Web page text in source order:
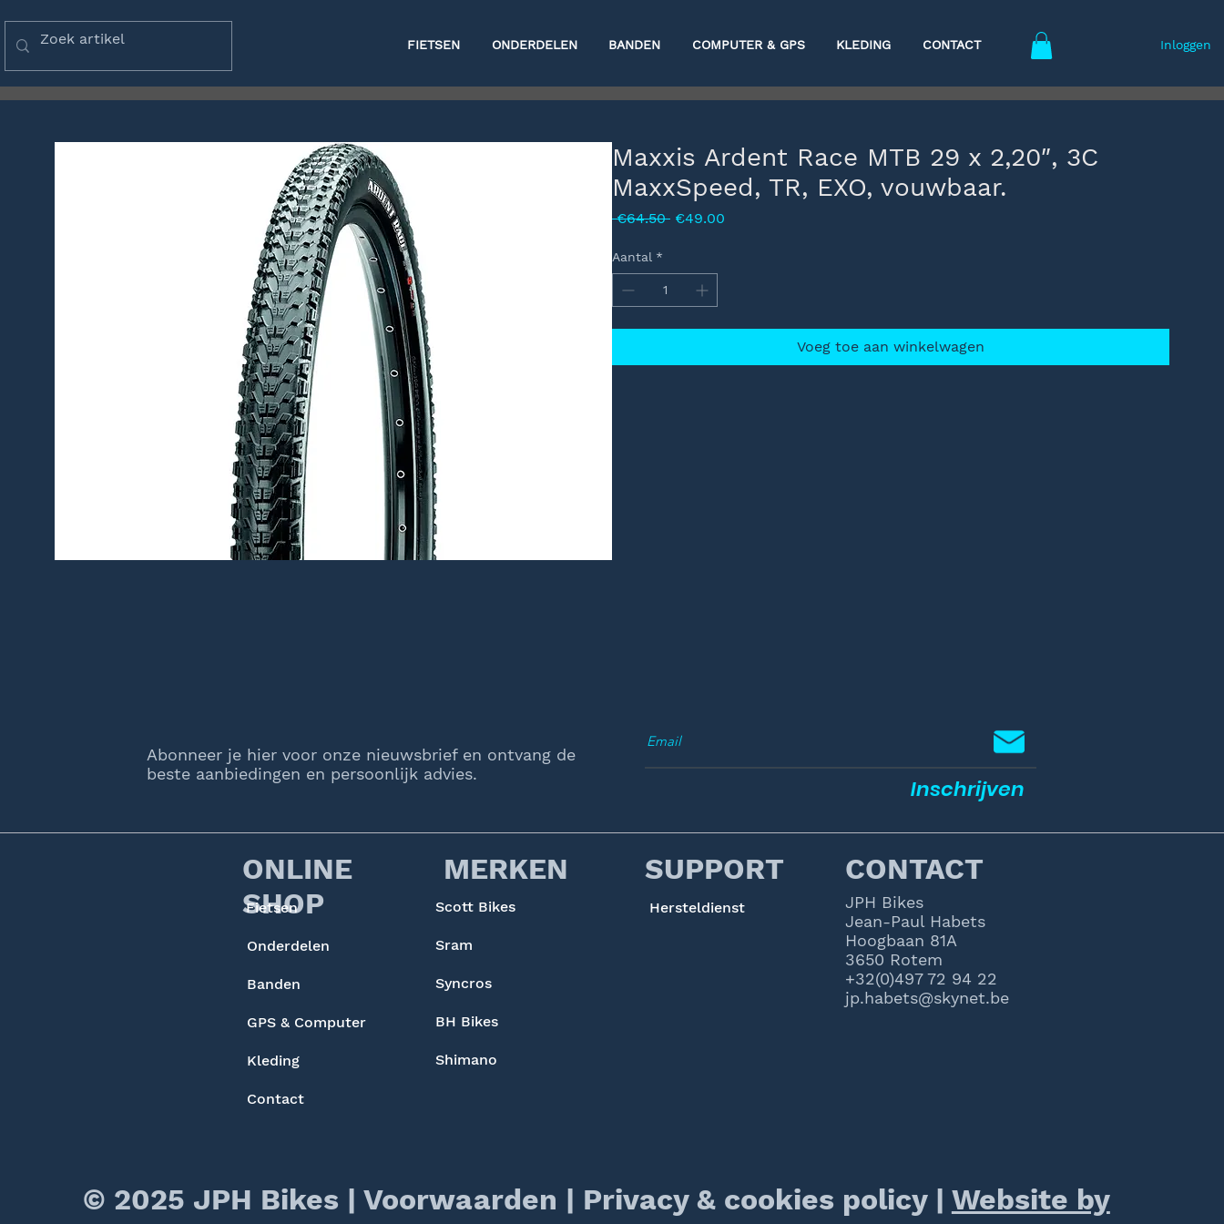
BANDEN
FIETSEN COMPUTER & GPS
ONDERDELEN KLEDING CONTACT Inloggen
Maxxis Ardent Race MTB 29 x 2,20″, 3C
MaxxSpeed, TR, EXO, vouwbaar.
€64.50 Normale
€49.00
Aantal *
Voeg toe aan winkelwagen
Abonneer je hier voor onze nieuwsbrief en ontvang de
beste aanbiedingen en persoonlijk advies.
ONLINE
SHOP
MERKEN SUPPORT CONTACT
Fietsen
Onderdelen
Banden
GPS & Computer
Kleding
Scott Bikes
JPH Bikes
Jean-Paul Habets
Hoogbaan 81A
3650 Rotem
+32(0)497 72 94 22
jp.habets@skynet.be
Hersteldienst
Sram
Syncros
BH Bikes
Shimano
Contact
© 2025 JPH Bikes | Voorwaarden | Privacy & cookies policy| Website by
Inschrijven